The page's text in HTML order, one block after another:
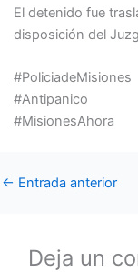
El detenido fue
disposición del
#PoliciadeMisiones
#Antipanico
#MisionesAhora
← Entrada anterior
Deja un